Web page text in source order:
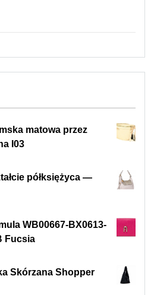
matowa przez
I03
półksiężyca —
WB00667-BX0613-
Fucsia
Skórzana Shopper